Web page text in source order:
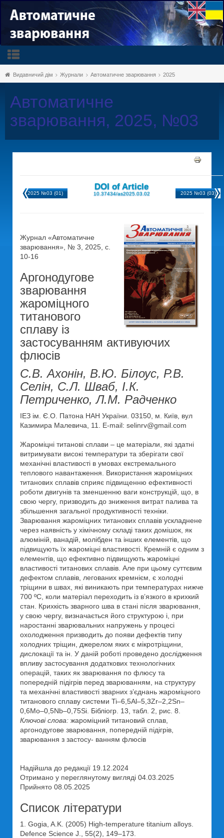
Видавничий дім Журнали Автоматичне зварювання 2025
Автоматичне
зварювання, 2025, №03
2025 №03 (01)
DOI of Article
10.37434/as2025.03.02 2025 №03 (03)
Журнал «Автоматичне
зварювання», № 3, 2025, с.
10-16
Аргонодугове
зварювання
жароміцного
титанового
сплаву із
застосуванням активуючих
флюсів
С.В. Ахонін, В.Ю. Білоус, Р.В.
Селін, С.Л. Шваб, І.К.
Петриченко, Л.М. Радченко
ІЕЗ ім. Є.О. Патона НАН України. 03150, м. Київ, вул
Казимира Малевича, 11. E-mail: selinrv@gmail.com
Жароміцні титанові сплави – це матеріали, які здатні
витримувати високі температури та зберігати свої
механічні властивості в умовах екстремального
теплового навантаження. Використання жароміцних
титанових сплавів сприяє підвищенню ефективності
роботи двигунів та зменшенню ваги конструкцій, що, в
свою чергу, призводить до зниження витрат палива та
збільшення загальної продуктивності техніки.
Зварювання жароміцних титанових сплавів ускладнене
через наявність у хімічному складі таких домішок, як
алюміній, ванадій, молібден та інших елементів, що
підвищують їх жароміцні властивості. Кремній є одним з
елементів, що ефективно підвищують жароміцні
властивості титанових сплавів. Але при цьому суттєвим
дефектом сплавів, легованих кремнієм, є холодні
тріщини в швах, які виникають при температурах нижче
700 ºС, коли матеріал переходить із в’язкого в крихкий
стан. Крихкість зварного шва в стані після зварювання,
у свою чергу, визначається його структурою і, при
наростанні зварювальних напружень у процесі
охолодження призводить до появи дефектів типу
холодних тріщин, джерелом яких є мікротріщини,
дислокації та ін. У даній роботі проведено дослідження
впливу застосування додаткових технологічних
операцій, таких як зварювання по флюсу та
попередній підігрів перед зварюванням, на структуру
та механічні властивості зварних з’єднань жароміцного
титанового сплаву системи Ti–6,5Al–5,3Zr–2,2Sn–
0,6Mo–0,5Nb–0,75Si. Бібліогр. 13, табл. 2, рис. 8.
Ключові слова: жароміцний титановий сплав,
аргонодугове зварювання, попередній підігрів,
зварювання з застосу- ванням флюсів
Надійшла до редакції 19.12.2024
Отримано у переглянутому вигляді 04.03.2025
Прийнято 08.05.2025
Список літератури
1. Gogia, A.K. (2005) High-temperature titanium alloys.
Defence Science J., 55(2), 149–173.